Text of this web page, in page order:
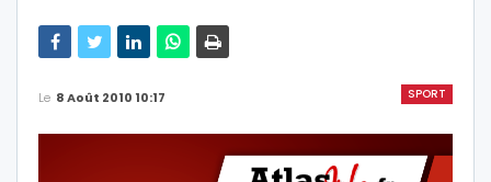
SPORT
Le 8 Août 2010 10:17